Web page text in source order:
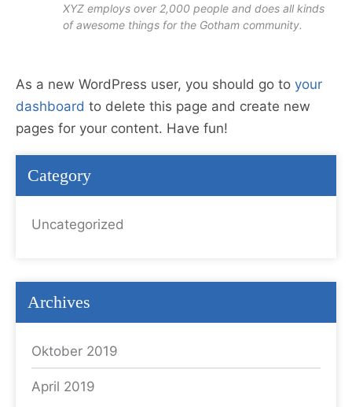
XYZ employs over 2,000 people and does all kinds
of awesome things for the Gotham community.
As a new WordPress user, you should go to your
dashboard to delete this page and create new
pages for your content. Have fun!
Category
Uncategorized
Archives
Oktober 2019
April 2019